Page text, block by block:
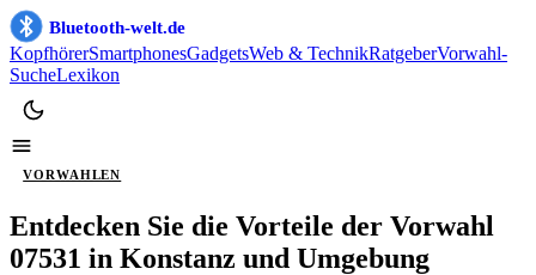
Bluetooth-welt.de
KopfhörerSmartphonesGadgetsWeb & TechnikRatgeberVorwahl-
SucheLexikon
VORWAHLEN
Entdecken Sie die Vorteile der Vorwahl
07531 in Konstanz und Umgebung